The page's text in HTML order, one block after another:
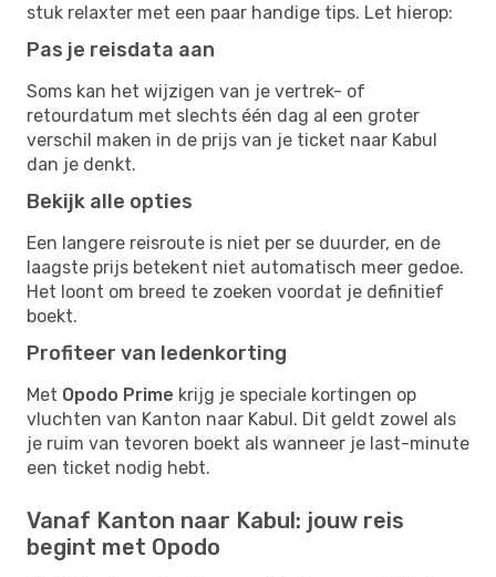
stuk relaxter met een paar handige tips. Let hierop:
Pas je reisdata aan
Soms kan het wijzigen van je vertrek- of
retourdatum met slechts één dag al een groter
verschil maken in de prijs van je ticket naar Kabul
dan je denkt.
Bekijk alle opties
Een langere reisroute is niet per se duurder, en de
laagste prijs betekent niet automatisch meer gedoe.
Het loont om breed te zoeken voordat je definitief
boekt.
Profiteer van ledenkorting
Met Opodo Prime krijg je speciale kortingen op
vluchten van Kanton naar Kabul. Dit geldt zowel als
je ruim van tevoren boekt als wanneer je last-minute
een ticket nodig hebt.
Vanaf Kanton naar Kabul: jouw reis
begint met Opodo